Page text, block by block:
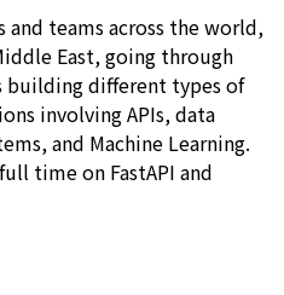
teams across the world,
East, going through
building different types of
involving APIs, data
and Machine Learning.
time on FastAPI and